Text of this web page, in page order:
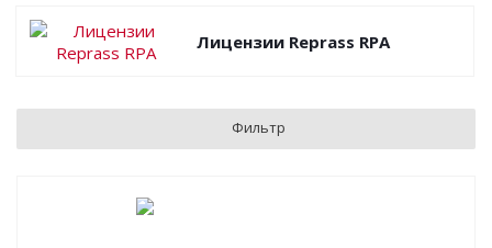
Лицензии Reprass RPA
Фильтр